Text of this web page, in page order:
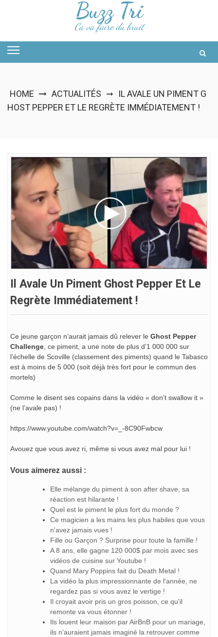
Buzz Tri
Ca va faire du bruit
HOME ACTUALITÉS ➞
IL AVALE UN PIMENT G
HOST PEPPER ET LE REGRÈTE IMMÉDIATEMENT !
Il Avale Un Piment Ghost Pepper Et Le
Regrète Immédiatement !
Ce jeune garçon n’aurait jamais dû relever le Ghost Pepper
Challenge , ce piment, a une note de plus d’1 000 000 sur
l’échelle de Scoville (classement des piments) quand le Tabasco
est à moins de 5 000 (soit déjà très fort pour le commun des
mortels)
Comme le disent ses copains dans la vidéo « don’t swallow it »
(ne l’avale pas) !
https://www.youtube.com/watch?v=_-8C90Fwbcw
Avouez que vous avez ri, même si vous avez mal pour lui !
Vous aimerez aussi :
Elle mélange du piment à son after shave, sa
réaction est hilarante !
Quel est le piment le plus fort du monde ?
Ce magicien a les mains les plus habiles que vous
n'avez jamais vues !
Fille ou Garçon ? Surprise pour toute la famille !
A 8 ans, elle gagne 120 000$ par mois avec ses
vidéos de cuisine sur Youtube !
Quand Mary Poppins fait du Death Metal !
La vidéo la plus impressionnante de l'année, ne
regardez pas si vous avez le vertige !
Il croyait avoir pris un gros poisson, ce qu'il
remonte va vous étonner !
Ils louent leur maison par AirBnB pour un mariage,
ils n'auraient jamais imaginé la retrouver comme